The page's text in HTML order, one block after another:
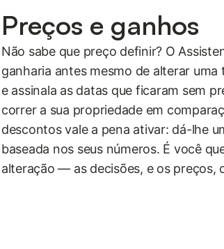
Preços e ganhos
Não sabe que preço definir? O
ganharia antes mesmo de alterar
e assinala as datas que ficaram sem
correr a sua propriedade em
descontos vale a pena ativar: dá-lhe
baseada nos seus números. É você
alteração — as decisões, e os preços,